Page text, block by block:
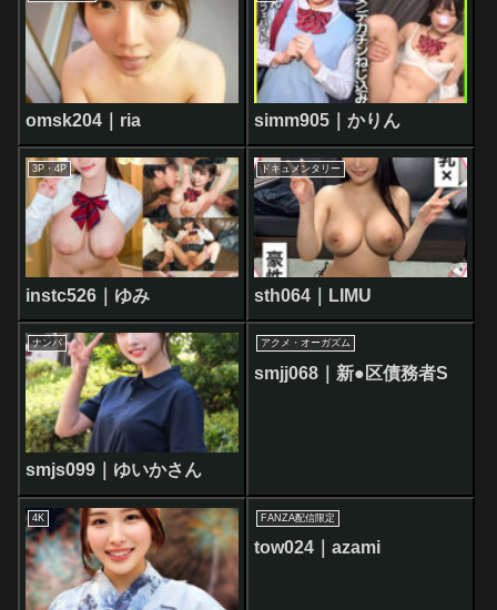
omsk204｜ria simm905｜かりん
3P・4P
instc526｜ゆみ
ドキュメンタリー
sth064｜LIMU
ナンパ
smjs099｜ゆいかさん
アクメ・オーガズム
smjj068｜新●区債務者S
4K FANZA配信限定
tow024｜azami